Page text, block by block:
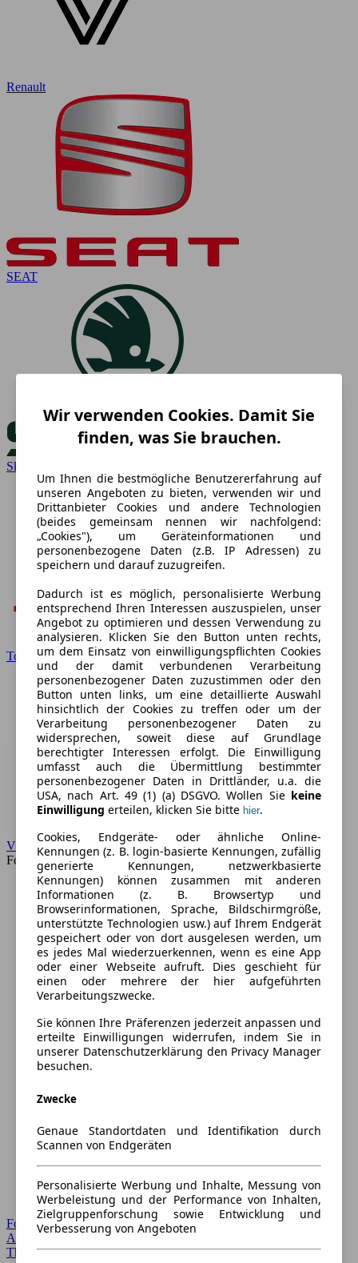
Renault
SEAT
Skoda
Toyota
VW
Forum
Forum Startseite
Alle Auto-Foren
Themen-Forum
Wir verwenden Cookies. Damit Sie
finden, was Sie brauchen.
Um Ihnen die bestmögliche Benutzererfahrung auf
unseren Angeboten zu bieten, verwenden wir und
Drittanbieter Cookies und andere Technologien
(beides gemeinsam nennen wir nachfolgend:
„Cookies"), um Geräteinformationen und
personenbezogene Daten (z.B. IP Adressen) zu
speichern und darauf zuzugreifen.
Dadurch ist es möglich, personalisierte Werbung
entsprechend Ihren Interessen auszuspielen, unser
Angebot zu optimieren und dessen Verwendung zu
analysieren. Klicken Sie den Button unten rechts,
um dem Einsatz von einwilligungspflichten Cookies
und der damit verbundenen Verarbeitung
personenbezogener Daten zuzustimmen oder den
Button unten links, um eine detaillierte Auswahl
hinsichtlich der Cookies zu treffen oder um der
Verarbeitung personenbezogener Daten zu
widersprechen, soweit diese auf Grundlage
berechtigter Interessen erfolgt. Die Einwilligung
umfasst auch die Übermittlung bestimmter
personenbezogener Daten in Drittländer, u.a. die
USA, nach Art. 49 (1) (a) DSGVO. Wollen Sie keine
Einwilligung erteilen, klicken Sie bitte hier.
Cookies, Endgeräte- oder ähnliche Online-
Kennungen (z. B. login-basierte Kennungen, zufällig
generierte Kennungen, netzwerkbasierte
Kennungen) können zusammen mit anderen
Informationen (z. B. Browsertyp und
Browserinformationen, Sprache, Bildschirmgröße,
unterstützte Technologien usw.) auf Ihrem Endgerät
gespeichert oder von dort ausgelesen werden, um
es jedes Mal wiederzuerkennen, wenn es eine App
oder einer Webseite aufruft. Dies geschieht für
einen oder mehrere der hier aufgeführten
Verarbeitungszwecke.
Sie können Ihre Präferenzen jederzeit anpassen und
erteilte Einwilligungen widerrufen, indem Sie in
unserer Datenschutzerklärung den Privacy Manager
besuchen.
Zwecke
Genaue Standortdaten und Identifikation durch
Scannen von Endgeräten
Personalisierte Werbung und Inhalte, Messung von
Werbeleistung und der Performance von Inhalten,
Zielgruppenforschung sowie Entwicklung und
Verbesserung von Angeboten